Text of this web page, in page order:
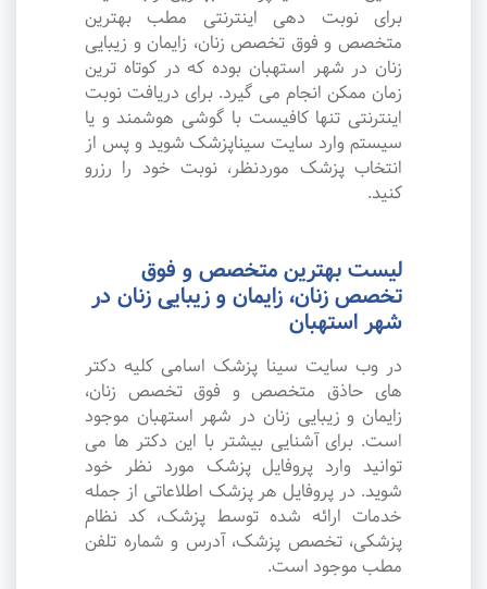
برای نوبت دهی اینترنتی مطب بهترین
متخصص و فوق تخصص زنان، زایمان و زیبایی
زنان در شهر استهبان بوده که در کوتاه ترین
زمان ممکن انجام می گیرد. برای دریافت نوبت
اینترنتی تنها کافیست با گوشی هوشمند و یا
سیستم وارد سایت سیناپزشک شوید و پس از
انتخاب پزشک موردنظر، نوبت خود را رزرو
کنید.
لیست بهترین متخصص و فوق
تخصص زنان، زایمان و زیبایی زنان در
شهر استهبان
در وب سایت سینا پزشک اسامی کلیه دکتر
های حاذق متخصص و فوق تخصص زنان،
زایمان و زیبایی زنان در شهر استهبان موجود
است. برای آشنایی بیشتر با این دکتر ها می
توانید وارد پروفایل پزشک مورد نظر خود
شوید. در پروفایل هر پزشک اطلاعاتی از جمله
خدمات ارائه شده توسط پزشک، کد نظام
پزشکی، تخصص پزشک، آدرس و شماره تلفن
مطب موجود است.